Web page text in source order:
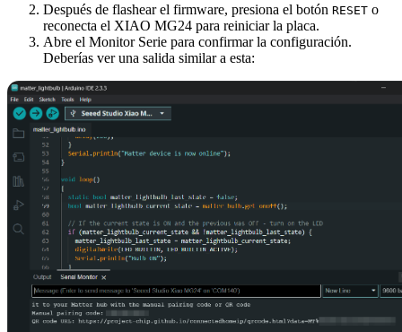
Después de flashear el firmware, presiona el botón RESET o
reconecta el XIAO MG24 para reiniciar la placa.
Abre el Monitor Serie para confirmar la configuración.
Deberías ver una salida similar a esta: